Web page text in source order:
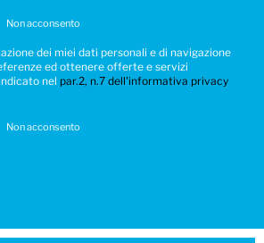
Non acconsento
dei miei dati personali e di navigazione
ed ottenere offerte e servizi
nel par.2, n.7 dell'informativa privacy
Non acconsento